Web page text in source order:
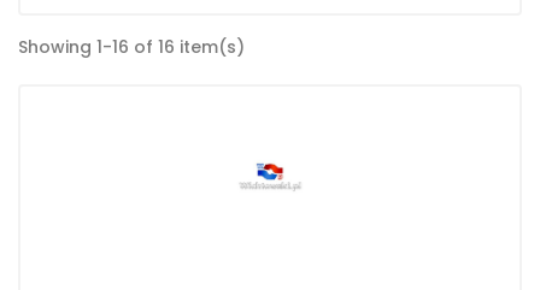
Showing 1-16 of 16 item(s)